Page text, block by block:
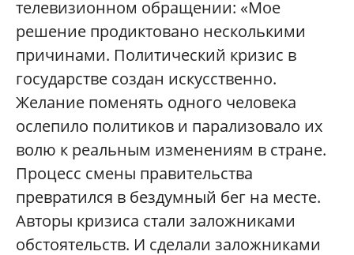
телевизионном обращении: «Мое
решение продиктовано несколькими
причинами. Политический кризис в
государстве создан искусственно.
Желание поменять одного человека
ослепило политиков и парализовало их
волю к реальным изменениям в стране.
Процесс смены правительства
превратился в бездумный бег на месте.
Авторы кризиса стали заложниками
обстоятельств. И сделали заложниками